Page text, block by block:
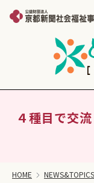
４種目で交
HOME NEWS&TOPICS